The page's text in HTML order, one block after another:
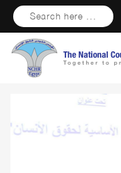
Search here ...